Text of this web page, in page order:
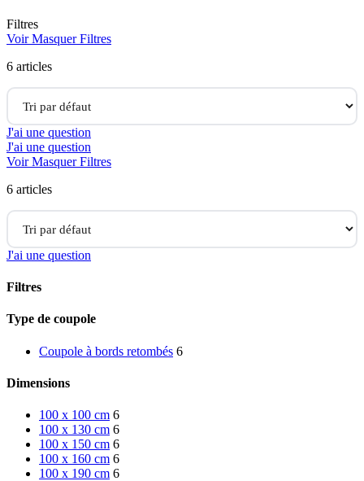
Filtres
Voir Masquer Filtres
6 articles
J'ai une question
J'ai une question
Voir Masquer Filtres
6 articles
J'ai une question
Filtres
Close
Type de coupole
Coupole à bords retombés 6
Dimensions
100 x 100 cm 6
100 x 130 cm 6
100 x 150 cm 6
100 x 160 cm 6
100 x 190 cm 6